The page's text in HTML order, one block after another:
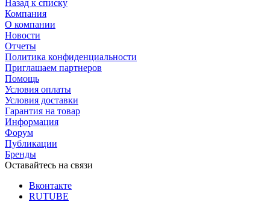
Назад к списку
Компания
О компании
Новости
Отчеты
Политика конфиденциальности
Приглашаем партнеров
Помощь
Условия оплаты
Условия доставки
Гарантия на товар
Информация
Форум
Публикации
Бренды
Оставайтесь на связи
Вконтакте
RUTUBE